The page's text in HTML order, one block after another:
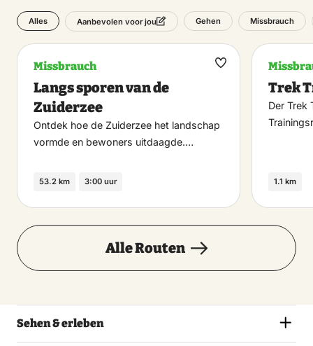
Alles Aanbevolen voor jou Gehen Missbrauch
Missbrauch
Langs sporen van de
Zuiderzee
Ontdek hoe de Zuiderzee het landschap
vormde en bewoners uitdaagde.…
53.2 km 3:00 uur
Maak
Trek
Der Trek
1.1 km
Alle Routen
Sehen & erleben